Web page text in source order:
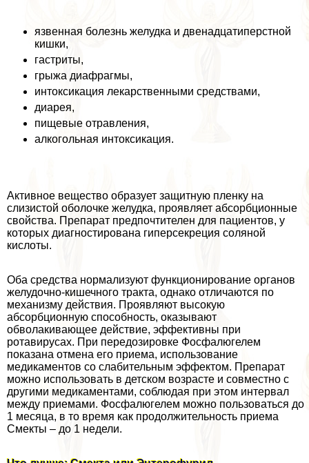
язвенная болезнь желудка и двенадцатиперстной
кишки,
гастриты,
грыжа диафрагмы,
интоксикация лекарственными средствами,
диарея,
пищевые отравления,
алкогольная интоксикация.
Активное вещество образует защитную пленку на
слизистой оболочке желудка, проявляет абсорбционные
свойства. Препарат предпочтителен для пациентов, у
которых диагностирована гиперсекреция соляной
кислоты.
Оба средства нормализуют функционирование органов
желудочно-кишечного тpaкта, однако отличаются по
механизму действия. Проявляют высокую
абсорбционную способность, оказывают
обволакивающее действие, эффективны при
ротавирусах. При передозировке Фосфалюгелем
показана отмена его приема, использование
медикаментов со слабительным эффектом. Препарат
можно использовать в детском возрасте и совместно с
другими медикаментами, соблюдая при этом интервал
между приемами. Фосфалюгелем можно пользоваться до
1 месяца, в то время как продолжительность приема
Смекты – до 1 недели.